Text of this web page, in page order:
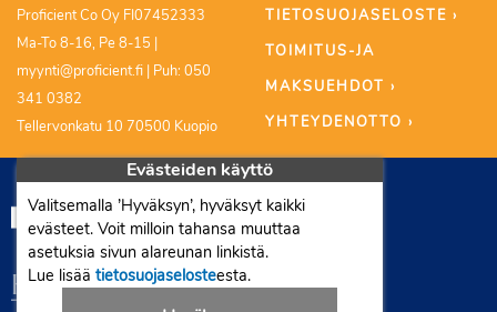
Proficient Co Oy FI07452333
Ma-To 8-16, Pe 8-15 |
myynti@proficient.fi | Puh: 050
341 0382
Tellervonkatu 10 70500 Kuopio
TIETOSUOJASELOSTE ›
TOIMITUS-JA
MAKSUEHDOT ›
YHTEYDENOTTO ›
Evästeiden käyttö
Valitsemalla ’Hyväksyn’, hyväksyt kaikki
evästeet. Voit milloin tahansa muuttaa
asetuksia sivun alareunan linkistä.
Lue lisää tietosuojaselosteesta.